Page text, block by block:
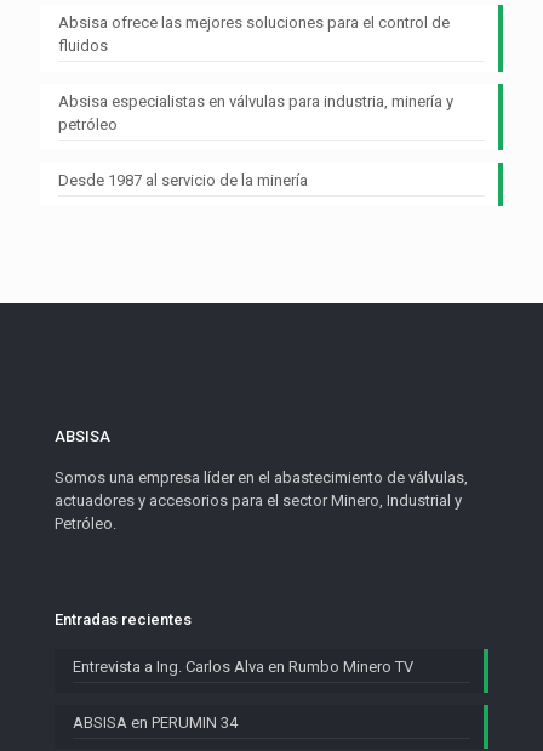
Absisa ofrece las mejores soluciones para el control de
fluidos
Absisa especialistas en válvulas para industria, minería y
petróleo
Desde 1987 al servicio de la minería
ABSISA
Somos una empresa líder en el abastecimiento de válvulas,
actuadores y accesorios para el sector Minero, Industrial y
Petróleo.
Entradas recientes
Entrevista a Ing. Carlos Alva en Rumbo Minero TV
ABSISA en PERUMIN 34